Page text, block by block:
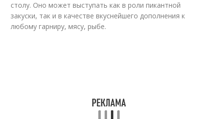
столу. Оно может выступать как в роли пикантной
закуски, так и в качестве вкуснейшего дополнения к
любому гарниру, мясу, рыбе.